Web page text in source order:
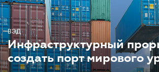
ВЭД
Инфраструктурный
создать порт мирового